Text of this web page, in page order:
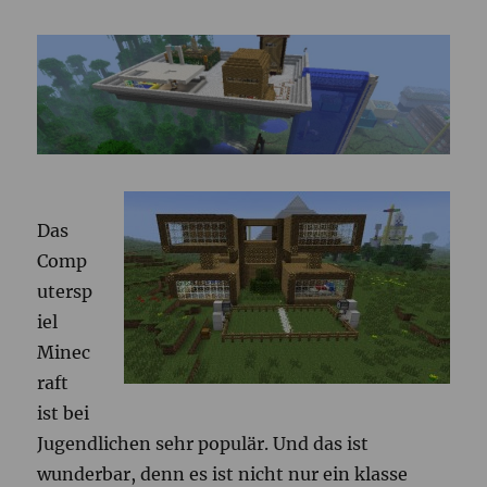
Das
Comp
utersp
iel
Minec
raft
ist bei
Jugendlichen sehr populär. Und das ist
wunderbar, denn es ist nicht nur ein klasse